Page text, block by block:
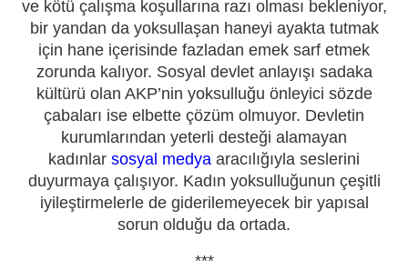
ve kötü çalışma koşullarına razı olması bekleniyor,
bir yandan da yoksullaşan haneyi ayakta tutmak
için hane içerisinde fazladan emek sarf etmek
zorunda kalıyor. Sosyal devlet anlayışı sadaka
kültürü olan AKP’nin yoksulluğu önleyici sözde
çabaları ise elbette çözüm olmuyor. Devletin
kurumlarından yeterli desteği alamayan
kadınlar sosyal medya aracılığıyla seslerini
duyurmaya çalışıyor. Kadın yoksulluğunun çeşitli
iyileştirmelerle de giderilemeyecek bir yapısal
sorun olduğu da ortada.
***